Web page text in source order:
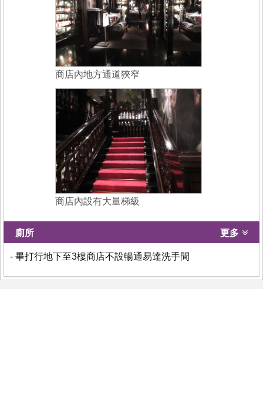
商店內地方通道狹窄
商店內設有大量梯級
廁所 更多
- 畢打行地下至3樓商店不設暢通易達洗手間